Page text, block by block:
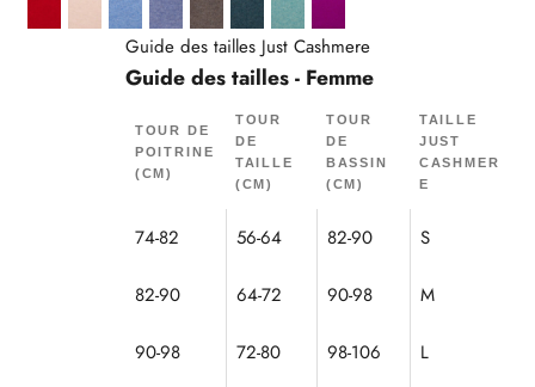
RougeSableSky Sky ChinéTaupe Chiné
Vert Canard Chiné
Vert Chiné
Violine
Guide des tailles Just Cashmere
Guide des tailles - Femme
TOUR DE
POITRINE
(CM)
TOUR
DE
TAILLE
(CM)
TOUR
DE
BASSIN
(CM)
TAILLE
JUST
CASHMER
E
74-82 56-64 82-90 S
82-90 64-72 90-98 M
90-98 72-80 98-106 L